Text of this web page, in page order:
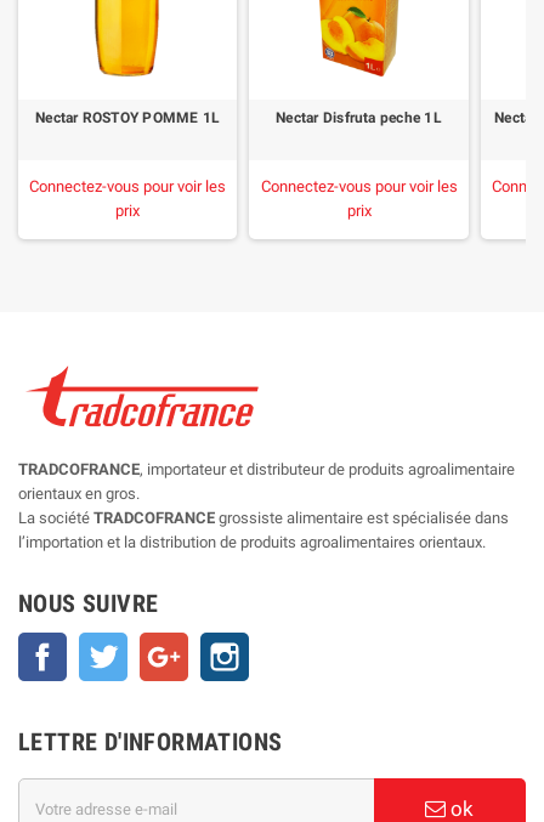
Nectar ROSTOY POMME 1L
Connectez-vous pour voir les
prix
Nectar Disfruta peche 1L
Connectez-vous pour voir les
prix
Nectar
TRADCOFRANCE, importateur et distributeur de produits agroalimentaire
orientaux en gros.
La société TRADCOFRANCE grossiste alimentaire est spécialisée dans
l’importation et la distribution de produits agroalimentaires orientaux.
NOUS SUIVRE
Facebook Twitter Google+
LETTRE D'INFORMATIONS
ok